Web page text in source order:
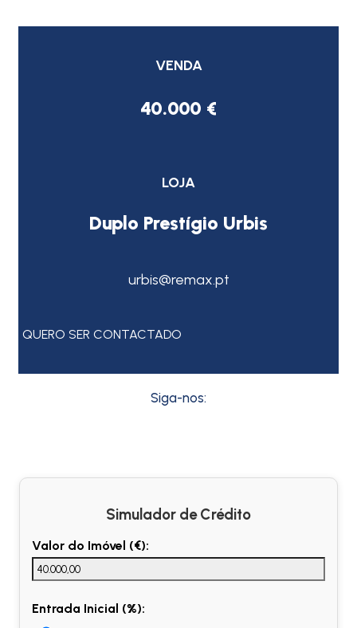
VENDA
40.000 €
LOJA
Duplo Prestígio Urbis
urbis@remax.pt
QUERO SER CONTACTADO
Siga-nos:
Simulador de Crédito
Valor do Imóvel (€):
Entrada Inicial (%):